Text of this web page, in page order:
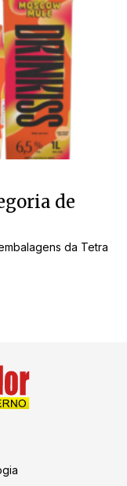
de
da Tetra